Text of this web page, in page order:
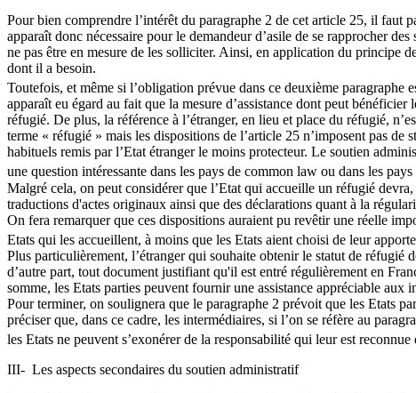
Pour bien comprendre l’intérêt du paragraphe 2 de cet article 25, il
apparaît donc nécessaire pour le demandeur d’asile de se rapprocher
ne pas être en mesure de les solliciter. Ainsi, en application du principe
dont il a besoin.
Toutefois, et même si l’obligation prévue dans ce deuxième paragraphe
apparaît eu égard au fait que la mesure d’assistance dont peut
réfugié. De plus, la référence à l’étranger, en lieu et place du réfugié,
terme « réfugié » mais les dispositions de l’article 25 n’imposent pas
habituels remis par l’Etat étranger le moins protecteur. Le soutien
une question intéressante dans les pays de common law ou dans les
Malgré cela, on peut considérer que l’Etat qui accueille un réfugié
traductions d'actes originaux ainsi que des déclarations quant à la
On fera remarquer que ces dispositions auraient pu revêtir une réelle
Etats qui les accueillent, à moins que les Etats aient choisi de leur
Plus particulièrement, l’étranger qui souhaite obtenir le statut de
d’autre part, tout document justifiant qu'il est entré régulièrement en
somme, les Etats parties peuvent fournir une assistance appréciable
Pour terminer, on soulignera que le paragraphe 2 prévoit que les Etats
préciser que, dans ce cadre, les intermédiaires, si l’on se réfère au
les Etats ne peuvent s’exonérer de la responsabilité qui leur est
III- Les aspects secondaires du soutien administratif